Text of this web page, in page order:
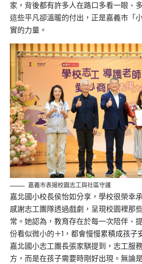
家，背後都有許多人在路口多看一眼、
這些平凡卻溫暖的付出，正是嘉義市「
實的力量。
嘉義市表揚校園志工與社區守護
嘉北國小校長侯怡如分享，學校很榮幸
感謝志工團隊透過戲劇，呈現校園裡那
常。她認為，教育存在於每一次陪伴、
份看似微小的＋1，都會慢慢累積成孩子
嘉北國小志工團長張家騏提到，志工服
方，而是在孩子需要時剛好出現。無論